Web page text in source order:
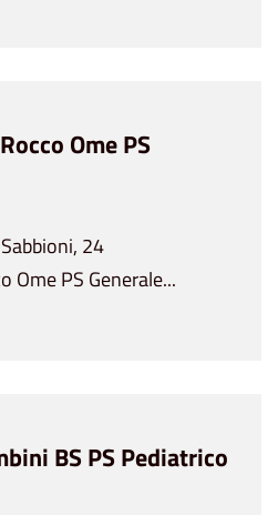
Ome PS
24
Ome PS Generale...
BS PS Pediatrico